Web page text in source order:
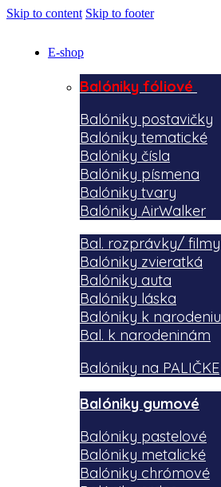
Skip to content Skip to footer
E-shop
Balóniky fóliové
Balóniky postavičky
Balóniky tematické
Balóniky čísla
Balóniky písmena
Balóniky tvary
Balóniky AirWalker
Bal. rozprávky/ filmy
Balóniky zvieratká
Balóniky auta
Balóniky láska
Balóniky k narodeniu
Bal. k narodeninám
Balóniky na PALIČKE
Balóniky gumové
Balóniky pastelové
Balóniky metalické
Balóniky chrómové